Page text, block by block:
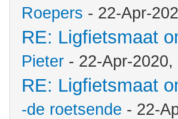
Roepers - 22-Apr-
RE: Ligfietsmaat
Pieter - 22-Apr-2020,
RE: Ligfietsmaat
-de roetsende - 22-